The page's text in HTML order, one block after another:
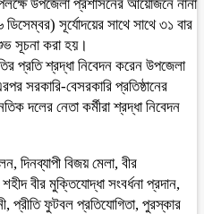
উপজেলা প্রশাসনের আয়োজনে নানা
সূর্যোদয়ের সাথে সাথে ৩১ বার
সূচনা করা হয়।
প্রতি শ্রদ্ধা নিবেদন করেন উপজেলা
সরকারি-বেসরকারি প্রতিষ্ঠানের
দলের নেতা কর্মীরা শ্রদ্ধা নিবেদন
দিনব্যাপী বিজয় মেলা, বীর
বীর মুক্তিযোদ্ধা সংবর্ধনা প্রদান,
প্রীতি ফুটবল প্রতিযোগিতা, পুরস্কার